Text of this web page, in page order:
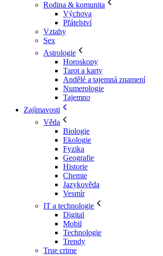
Rodina & komunita
Výchova
Přátelství
Vztahy
Sex
Astrologie
Horoskopy
Tarot a karty
Andělé a tajemná znamení
Numerologie
Tajemno
Zajímavosti
Věda
Biologie
Ekologie
Fyzika
Geografie
Historie
Chemie
Jazykověda
Vesmír
IT a technologie
Digital
Mobil
Technologie
Trendy
True crime